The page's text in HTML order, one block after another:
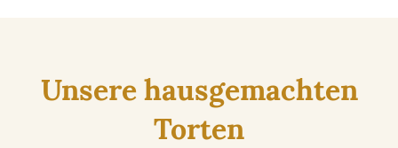
Unsere hausgemachten
Torten